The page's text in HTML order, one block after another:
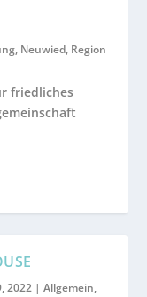
, Neuwied, Region
friedliches
2022 |Allgemein,